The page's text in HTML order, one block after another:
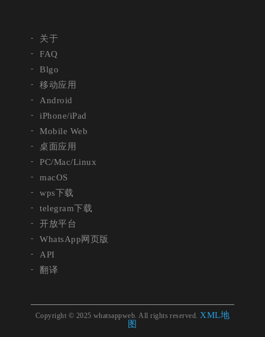
关于
FAQ
Blgo
移动应用
Android
iPhone/iPad
Mobile Web
桌面应用
PC/Mac/Linux
macOS
wps下载
telegram下载
开放平台
WhatsApp网页版
API
翻译
Copyright © 2025 whatsappweb. All rights reserved.XML地
图